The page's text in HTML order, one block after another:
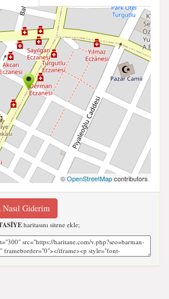
©OpenStreetMapcontributors
Giderim
haritasını sitene ekle;